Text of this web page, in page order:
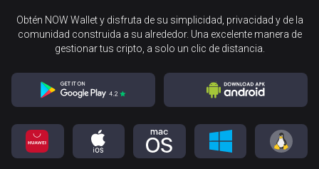
Obtén NOW Wallet y disfruta de su simplicidad, privacidad y de la
comunidad construida a su alrededor. Una excelente manera de
gestionar tus cripto, a solo un clic de distancia.